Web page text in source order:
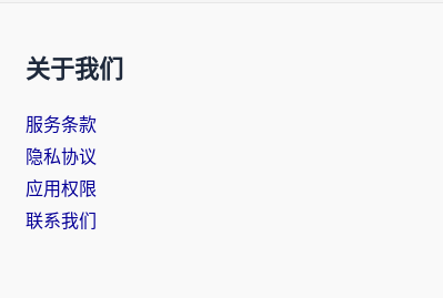
关于我们
服务条款
隐私协议
应用权限
联系我们